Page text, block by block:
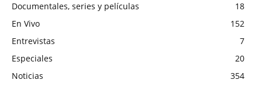
Documentales, series y películas
18
En Vivo
152
Entrevistas
7
Especiales
20
Noticias
354